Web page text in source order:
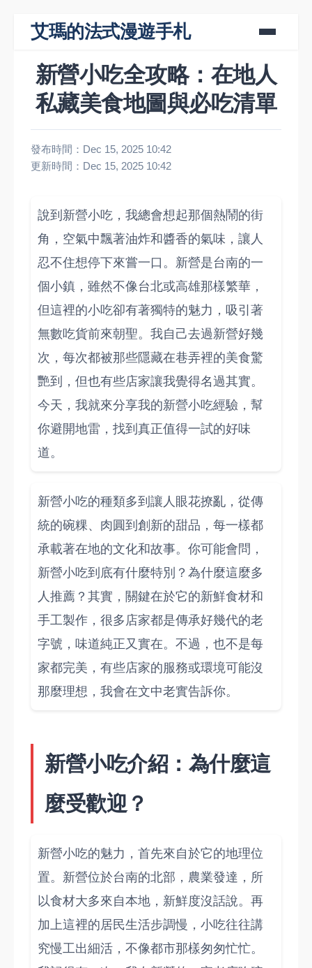
艾瑪的法式漫遊手札
新營小吃全攻略：在地人
私藏美食地圖與必吃清單
發布時間：Dec 15, 2025 10:42
更新時間：Dec 15, 2025 10:42
說到新營小吃，我總會想起那個熱鬧的街
角，空氣中飄著油炸和醬香的氣味，讓人
忍不住想停下來嘗一口。新營是台南的一
個小鎮，雖然不像台北或高雄那樣繁華，
但這裡的小吃卻有著獨特的魅力，吸引著
無數吃貨前來朝聖。我自己去過新營好幾
次，每次都被那些隱藏在巷弄裡的美食驚
艷到，但也有些店家讓我覺得名過其實。
今天，我就來分享我的新營小吃經驗，幫
你避開地雷，找到真正值得一試的好味
道。
新營小吃的種類多到讓人眼花撩亂，從傳
統的碗粿、肉圓到創新的甜品，每一樣都
承載著在地的文化和故事。你可能會問，
新營小吃到底有什麼特別？為什麼這麼多
人推薦？其實，關鍵在於它的新鮮食材和
手工製作，很多店家都是傳承好幾代的老
字號，味道純正又實在。不過，也不是每
家都完美，有些店家的服務或環境可能沒
那麼理想，我會在文中老實告訴你。
新營小吃介紹：為什麼這
麼受歡迎？
新營小吃的魅力，首先來自於它的地理位
置。新營位於台南的北部，農業發達，所
以食材大多來自本地，新鮮度沒話說。再
加上這裡的居民生活步調慢，小吃往往講
究慢工出細活，不像都市那樣匆匆忙忙。